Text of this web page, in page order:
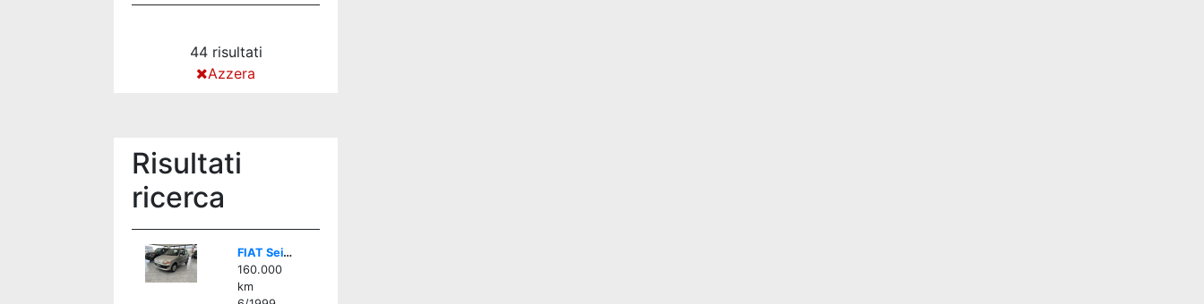
44 risultati
Azzera
Risultati
ricerca
FIAT Seicento 1.1i cat Hobby - GOMMATA ALL SEASON
160.000
km